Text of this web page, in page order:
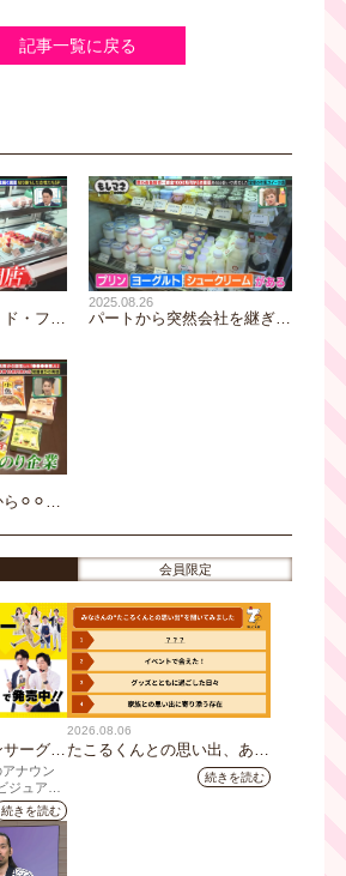
記事一覧に戻る
・フル
練の度に
2025.08.26
パートから突然会社を継ぎ、
⚪︎⚪︎に
大阪・
」の
秘話に
会員限定
ーグッ
)に発
全開」5
"を詰め
場
ナウン
ュアル
売
続きを読む
2026.08.06
たこるくんとの思い出、あり
ますか？会員のみなさんに聞
続きを読む